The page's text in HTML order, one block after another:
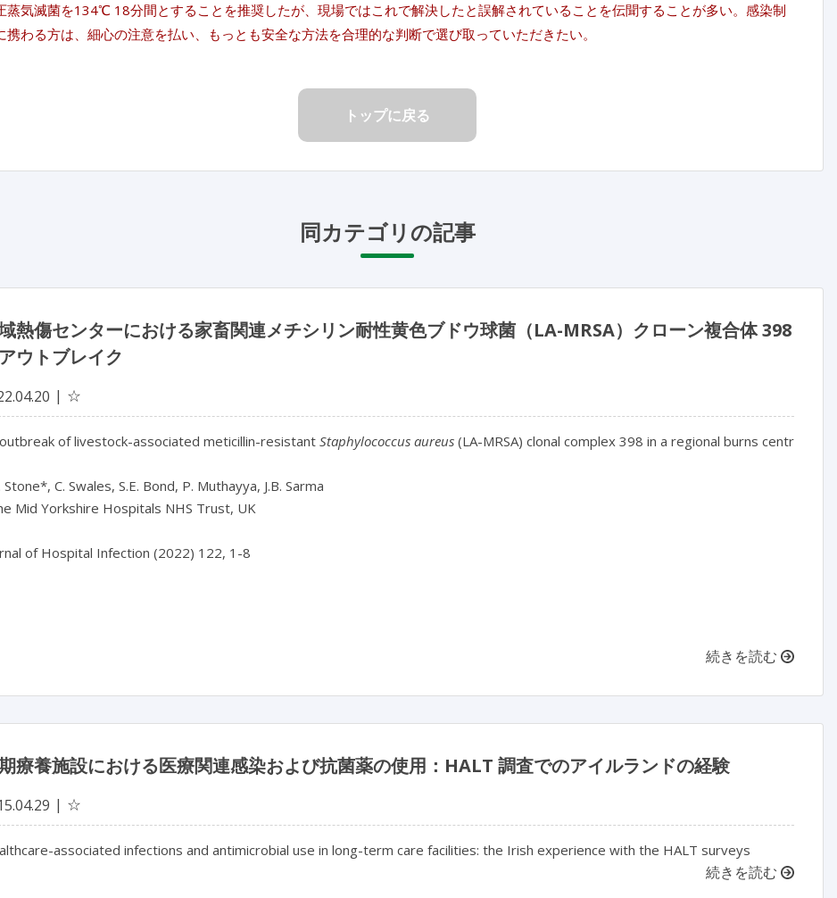
蒸気滅菌を134℃ 18分間とすることを推奨したが、現場ではこれで解決したと誤解されていることを伝聞することが多い。感染制
携わる方は、細心の注意を払い、もっとも安全な方法を合理的な判断で選び取っていただきたい。
トップに戻る
同カテゴリの記事
熱傷センターにおける家畜関連メチシリン耐性黄色ブドウ球菌（LA-MRSA）クローン複合体 398
ウトブレイク
☆
of livestock-associated meticillin-resistant Staphylococcus aureus (LA-MRSA) clonal complex 398 in a regional burns centre
Stone*, C. Swales, S.E. Bond, P. Muthayya, J.B. Sarma
Mid Yorkshire Hospitals NHS Trust, UK
of Hospital Infection (2022) 122, 1-8
続きを読む
療養施設における医療関連感染および抗菌薬の使用：HALT 調査でのアイルランドの経験
☆
associated infections and antimicrobial use in long-term care facilities: the Irish experience with the HALT surveys
続きを読む